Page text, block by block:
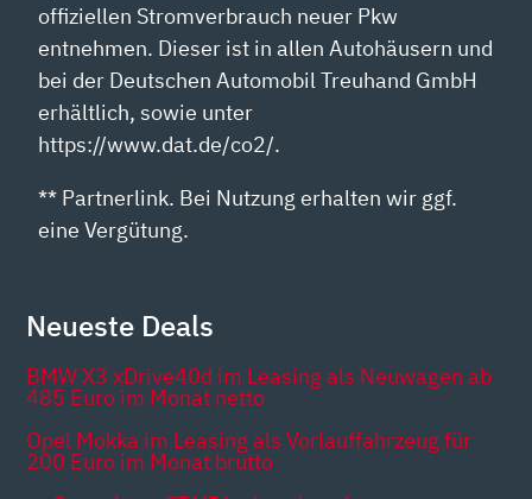
offiziellen Stromverbrauch neuer Pkw
entnehmen. Dieser ist in allen Autohäusern und
bei der Deutschen Automobil Treuhand GmbH
erhältlich, sowie unter
https://www.dat.de/co2/.
** Partnerlink. Bei Nutzung erhalten wir ggf.
eine Vergütung.
Neueste Deals
BMW X3 xDrive40d im Leasing als Neuwagen ab
485 Euro im Monat netto
Opel Mokka im Leasing als Vorlauffahrzeug für
200 Euro im Monat brutto